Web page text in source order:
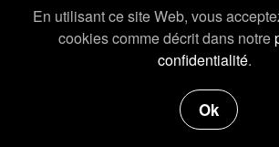
En utilisant ce site Web, vous
cookies comme décrit dans notre
confidentialité.
Ok